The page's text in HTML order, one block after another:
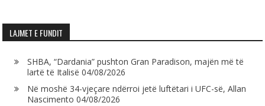
LAJMET E FUNDIT
SHBA, “Dardania” pushton Gran Paradison, majën më të
lartë të Italisë 04/08/2026
Në moshë 34-vjeçare ndërroi jetë luftëtari i UFC-së, Allan
Nascimento 04/08/2026